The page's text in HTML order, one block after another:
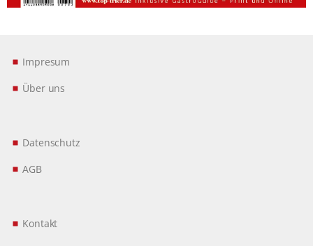
Impresum
Über uns
Datenschutz
AGB
Kontakt